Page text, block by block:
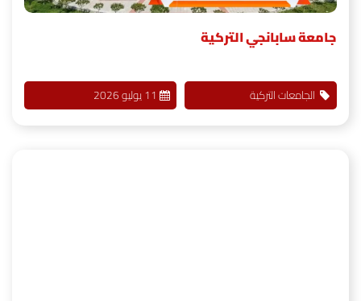
جامعة سابانجي التركية
الجامعات التركية 11 يوليو 2026